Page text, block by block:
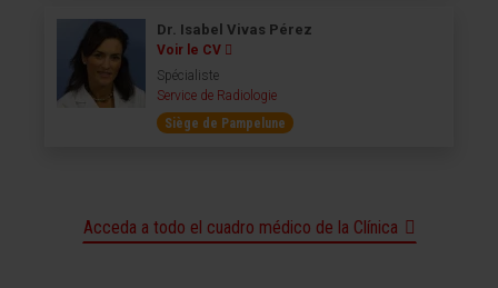
Dr. Isabel Vivas Pérez
Voir le CV
Spécialiste
Service de Radiologie
Siège de Pampelune
Acceda a todo el cuadro médico de la Clínica